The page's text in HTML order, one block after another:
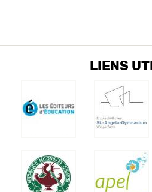
LIENS